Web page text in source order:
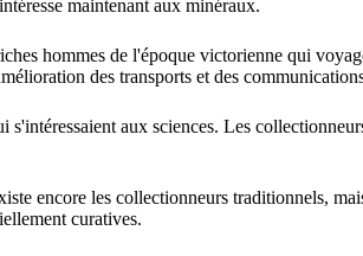
maintenant aux minéraux.
hommes de l'époque victorienne qui
des transports et des
aux sciences. Les
encore les collectionneurs traditionnels,
curatives.